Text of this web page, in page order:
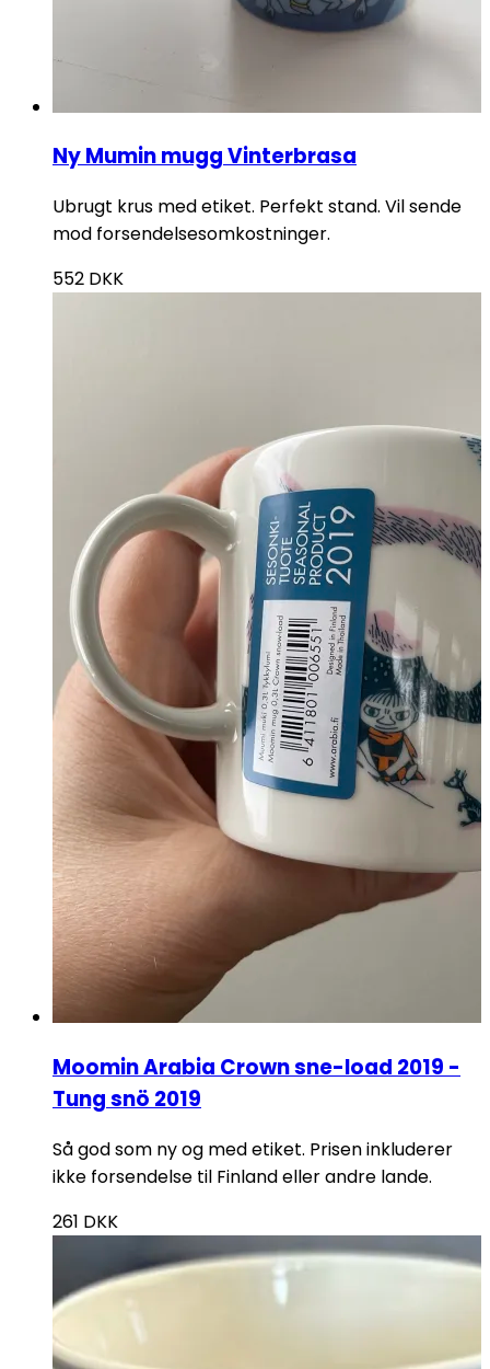
Ny Mumin mugg Vinterbrasa
Ubrugt krus med etiket. Perfekt stand. Vil sende
mod forsendelsesomkostninger.
552 DKK
Moomin Arabia Crown sne-load 2019 -
Tung snö 2019
Så god som ny og med etiket. Prisen inkluderer
ikke forsendelse til Finland eller andre lande.
261 DKK